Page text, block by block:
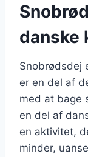
danske
Snobrødsdej
er en del af
med at bage
en del af
en aktivitet,
minder,